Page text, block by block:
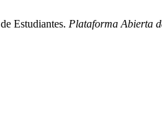
Estudiantes. Plataforma Abierta